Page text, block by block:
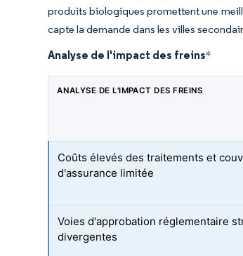
produits biologiques promettent une
capte la demande dans les villes
Analyse de l'impact des freins*
ANALYSE DE L'IMPACT DES FREINS
Coûts élevés des traitements et
d'assurance limitée
Voies d'approbation réglementaire
divergentes